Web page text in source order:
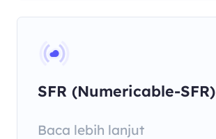
SFR (Numericable-SFR)
Baca lebih lanjut